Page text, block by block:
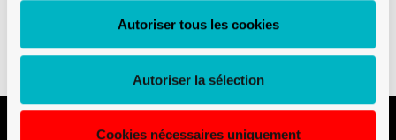
Autoriser tous les cookies
Autoriser la sélection
Cookies nécessaires uniquement
Plan technique PDF